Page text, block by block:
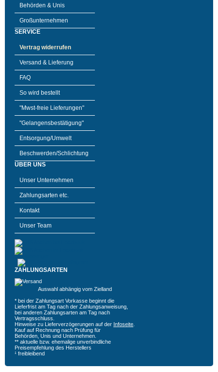
Behörden & Unis
Großunternehmen
SERVICE
Vertrag widerrufen
Versand & Lieferung
FAQ
So wird bestellt
"Mwst-freie Lieferungen"
"Gelangensbestätigung"
Entsorgung/Umwelt
Beschwerden/Schlichtung
ÜBER UNS
Unser Unternehmen
Zahlungsarten etc.
Kontakt
Unser Team
ZAHLUNGSARTEN
Auswahl abhängig vom Zielland
* bei der Zahlungsart Vorkasse beginnt die
Lieferfrist am Tag nach der Zahlungsanweisung,
bei anderen Zahlungsarten am Tag nach
Vertragsschluss.
Hinweise zu Lieferverzögerungen auf der Infoseite
Kauf auf Rechnung nach Prüfung für
Behörden, Unis und Unternehmen.
** aktuelle bzw. ehemalige unverbindliche
Preisempfehlung des Herstellers
¹ freibleibend